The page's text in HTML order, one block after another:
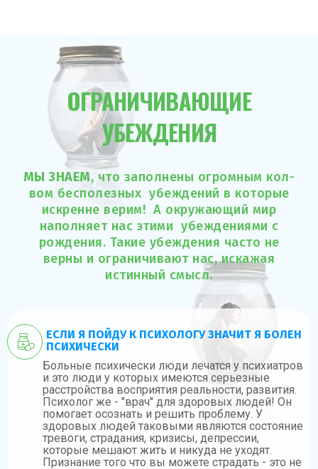
ОГРАНИЧИВАЮЩИЕ
УБЕЖДЕНИЯ
МЫ ЗНАЕМ, что заполнены огромным кол-
вом бесполезных убеждений в которые
искренне верим! А окружающий мир
наполняет нас этими убеждениями с
рождения. Такие убеждения часто не
верны и ограничивают нас, искажая
истинный смысл.
ЕСЛИ Я ПОЙДУ К ПСИХОЛОГУ ЗНАЧИТ Я БОЛЕН
ПСИХИЧЕСКИ
Больные психически люди лечатся у психиатров
и это люди у которых имеются серьезные
расстройства восприятия реальности, развития.
Психолог же - "врач" для здоровых людей! Он
помогает осознать и решить проблему. У
здоровых людей таковыми являются состояние
тревоги, страдания, кризисы, депрессии,
которые мешают жить и никуда не уходят.
Признание того что вы можете страдать - это не